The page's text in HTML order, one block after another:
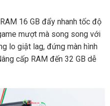
RAM 16 GB đẩy nhanh tốc độ
mượt mà song song với
lo giật lag, đứng màn hình
cấp RAM đến 32 GB dễ